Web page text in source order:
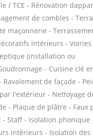
/ TCE - Rénovation
de combles -
maçonnerie -
intérieurs - Voiries
(installation ou
- Cuisine clé
Ravalement de façade -
l'extérieur - Nettoyage
- Plaque de plâtre - Faux
Staff - Isolation phonique
intérieurs - Isolation des